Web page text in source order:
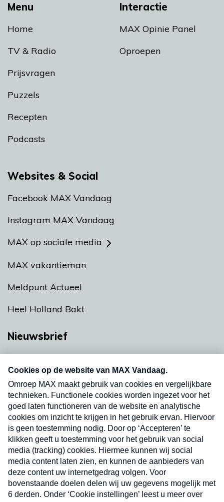
Menu
Home
TV & Radio
Prijsvragen
Puzzels
Recepten
Podcasts
Interactie
MAX Opinie Panel
Oproepen
Websites & Social
Facebook MAX Vandaag
Instagram MAX Vandaag
MAX op sociale media
MAX vakantieman
Meldpunt Actueel
Heel Holland Bakt
Nieuwsbrief
nieuwsbrief. Elke vrijdag- en dinsdagochtend in
uw mailbox.
Verzend